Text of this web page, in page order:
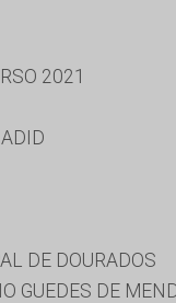
2021
DE DOURADOS
GUEDES DE